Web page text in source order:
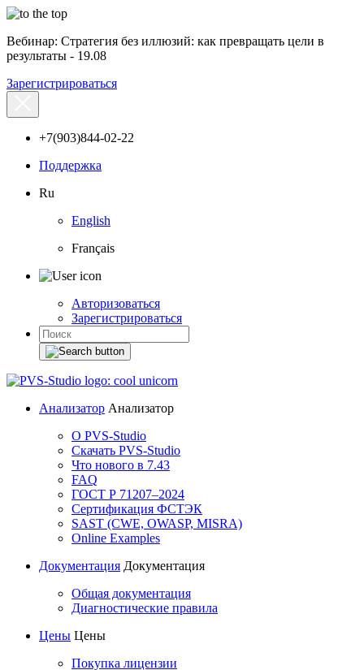
Вебинар: Стратегия без иллюзий: как превращать цели в
результаты - 19.08
Зарегистрироваться
+7(903)844-02-22
Поддержка
Ru
English
Français
Авторизоваться
Зарегистрироваться
Анализатор Анализатор
О PVS-Studio
Скачать PVS-Studio
Что нового в 7.43
FAQ
ГОСТ Р 71207–2024
Сертификация ФСТЭК
SAST (CWE, OWASP, MISRA)
Online Examples
Документация Документация
Общая документация
Диагностические правила
Цены Цены
Покупка лицензии